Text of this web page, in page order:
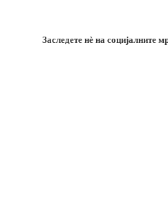
Заследете нѐ на социјалните